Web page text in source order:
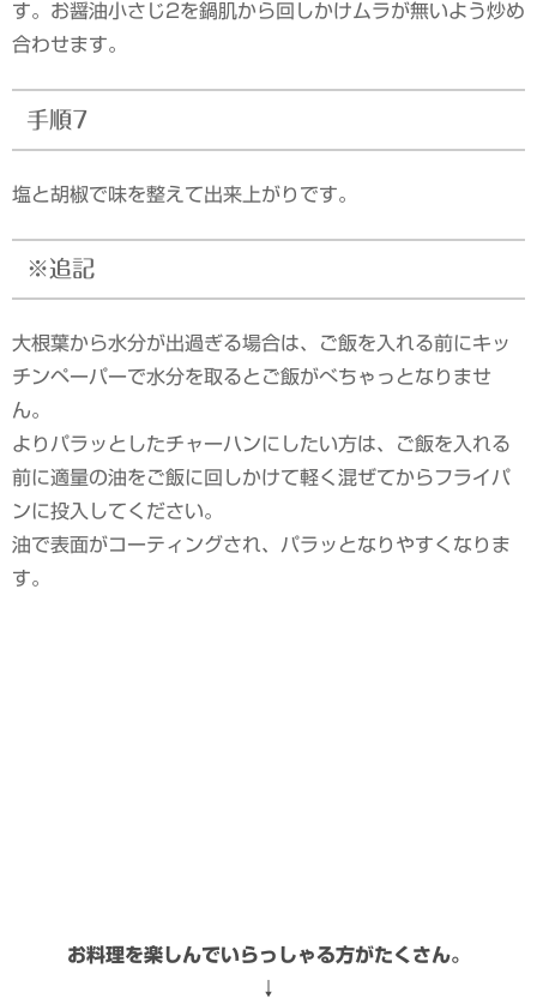
す。お醤油小さじ2を鍋肌から回しかけムラが無いよう炒め
合わせます。
手順7
塩と胡椒で味を整えて出来上がりです。
※追記
大根葉から水分が出過ぎる場合は、ご飯を入れる前にキッ
チンペーパーで水分を取るとご飯がべちゃっとなりませ
ん。
よりパラッとしたチャーハンにしたい方は、ご飯を入れる
前に適量の油をご飯に回しかけて軽く混ぜてからフライパ
ンに投入してください。
油で表面がコーティングされ、パラッとなりやすくなりま
す。
シェアする